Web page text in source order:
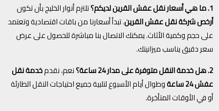
1. ما هي أسعار نقل عفش القرين لديكم؟
تلتزم أنوار الخليج بأن تكون
أرخص شركة نقل عفش القرين. تبدأ أسعارنا من باقات اقتصادية وتعتمد
على حجم وكمية الأثاث. يمكنك الاتصال بنا مباشرة للحصول على عرض
سعر دقيق يناسب ميزانيتك.
2. هل خدمة النقل متوفرة على مدار 24 ساعة؟
نعم، نقدمخدمة نقل
عفش 24 ساعة
وطوال أيام الأسبوع لتلبية جميع احتياجات النقل الطارئة
أو في الأوقات المتأخرة.